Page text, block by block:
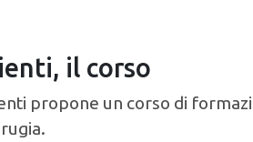
il corso
propone un corso di